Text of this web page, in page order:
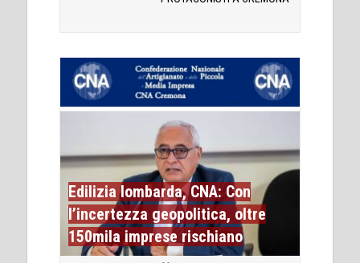
Edilizia lombarda, CNA: Con
l’incertezza geopolitica, oltre
150mila imprese rischiano